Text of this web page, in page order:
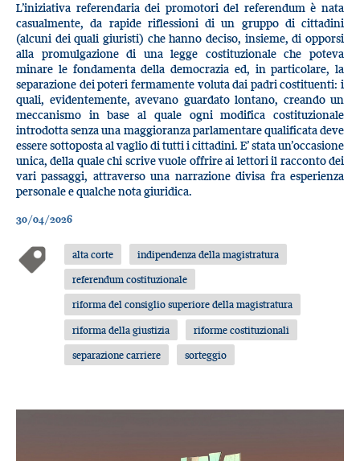
L’iniziativa referendaria dei promotori del referendum è nata
casualmente, da rapide riflessioni di un gruppo di cittadini
(alcuni dei quali giuristi) che hanno deciso, insieme, di opporsi
alla promulgazione di una legge costituzionale che poteva
minare le fondamenta della democrazia ed, in particolare, la
separazione dei poteri fermamente voluta dai padri costituenti: i
quali, evidentemente, avevano guardato lontano, creando un
meccanismo in base al quale ogni modifica costituzionale
introdotta senza una maggioranza parlamentare qualificata deve
essere sottoposta al vaglio di tutti i cittadini. E’ stata un’occasione
unica, della quale chi scrive vuole offrire ai lettori il racconto dei
vari passaggi, attraverso una narrazione divisa fra esperienza
personale e qualche nota giuridica.
30/04/2026
alta corte
indipendenza della magistratura
referendum costituzionale
riforma del consiglio superiore della magistratura
riforma della giustizia
riforme costituzionali
separazione carriere
sorteggio